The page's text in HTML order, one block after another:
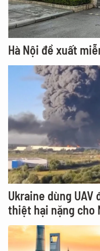
Hà Nội đề xuất
Ukraine dùng UAV
thiệt hại nặng cho